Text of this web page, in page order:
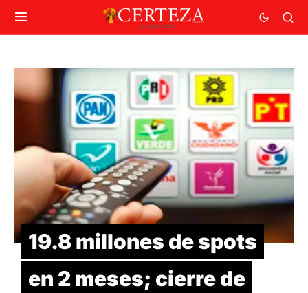
19.8 millones de spots
en 2 meses; cierre de